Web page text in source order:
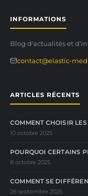
INFORMATIONS
Blog d'actualités et
contact@elastic-
ARTICLES RÉCENTS
COMMENT CHOISIR
10 octobre 2025
POURQUOI CERTAINS
8 octobre 2025
COMMENT SE
26 septembre 2025